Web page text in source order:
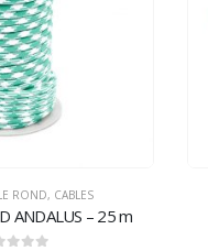
ROND, CABLES
ANDALUS – 25 m